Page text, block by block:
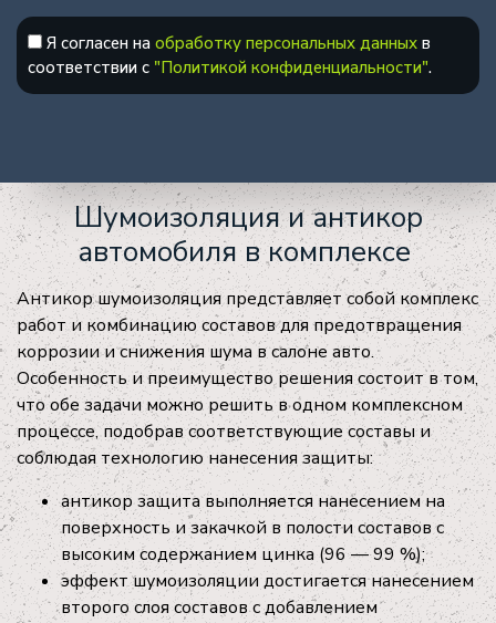
Я согласен на обработку персональных данных в
соответствии с "Политикой конфиденциальности".
Шумоизоляция и антикор
автомобиля в комплексе
Антикор шумоизоляция представляет собой комплекс
работ и комбинацию составов для предотвращения
коррозии и снижения шума в салоне авто.
Особенность и преимущество решения состоит в том,
что обе задачи можно решить в одном комплексном
процессе, подобрав соответствующие составы и
соблюдая технологию нанесения защиты:
антикор защита выполняется нанесением на
поверхность и закачкой в полости составов с
высоким содержанием цинка (96 — 99 %);
эффект шумоизоляции достигается нанесением
второго слоя составов с добавлением